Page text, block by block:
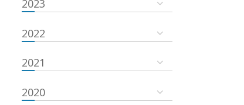
2023
2022
2021
2020